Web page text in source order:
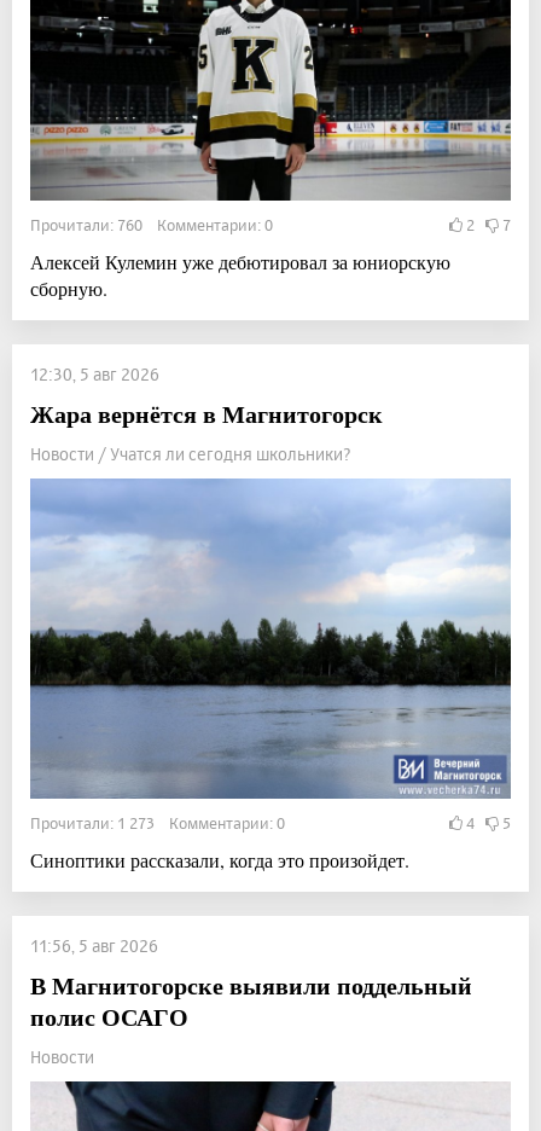
Прочитали: 760 Комментарии: 0 2 7
Алексей Кулемин уже дебютировал за юниорскую
сборную.
12:30, 5 авг 2026
Жара вернётся в Магнитогорск
Новости / Учатся ли сегодня школьники?
Прочитали: 1 273 Комментарии: 0 4 5
Синоптики рассказали, когда это произойдет.
11:56, 5 авг 2026
В Магнитогорске выявили поддельный
полис ОСАГО
Новости